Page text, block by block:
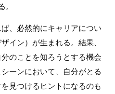
、必然的にキャリアについ
イン）が生まれる。結果、
のことを知ろうとする機会
ーンにおいて、自分がとる
見つけるヒントになるのも